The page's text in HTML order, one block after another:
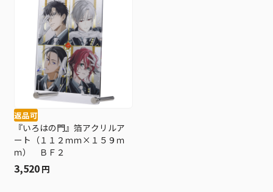
返品可
『いろはの門』箔アクリルア
ート（１１２ｍｍ×１５９ｍ
ｍ） ＢＦ２
3,520 円